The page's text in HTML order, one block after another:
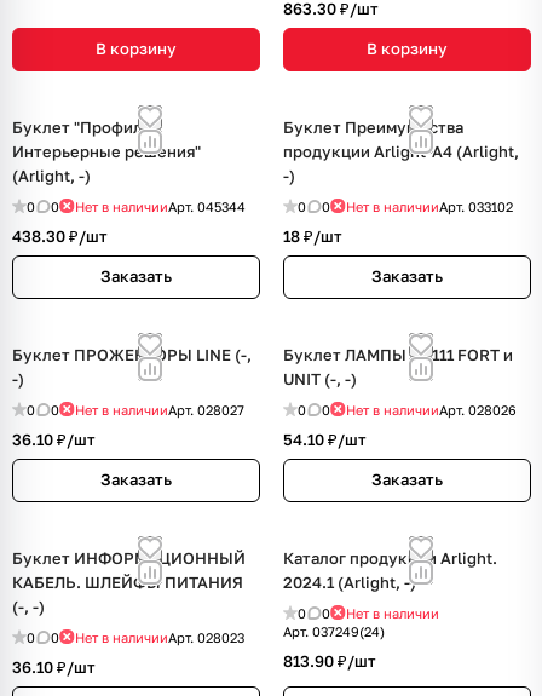
В корзину
863.30 ₽/шт
В корзину
Буклет "Профиль.
Интерьерные решения"
(Arlight, -)
0 0 Нет в наличииАрт. 045344
438.30 ₽/шт
Заказать
Буклет Преимущества
продукции Arlight-А4 (Arlight,
-)
0 0 Нет в наличииАрт. 033102
18 ₽/шт
Заказать
Буклет ПРОЖЕКТОРЫ LINE (-,
-)
0 0 Нет в наличииАрт. 028027
36.10 ₽/шт
Заказать
Буклет ЛАМПЫ AR111 FORT и
UNIT (-, -)
0 0 Нет в наличииАрт. 028026
54.10 ₽/шт
Заказать
Буклет ИНФОРМАЦИОННЫЙ
КАБЕЛЬ. ШЛЕЙФЫ ПИТАНИЯ
(-, -)
0 0 Нет в наличииАрт. 028023
36.10 ₽/шт
Каталог продукции Arlight.
2024.1 (Arlight, -)
0 0
Нет в наличии
Арт. 037249(24)
813.90 ₽/шт